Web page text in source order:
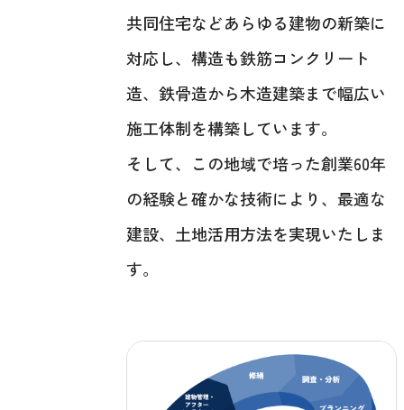
共同住宅などあらゆる建物の新築に
対応し、構造も鉄筋コンクリート
造、鉄骨造から木造建築まで幅広い
施工体制を構築しています。
そして、この地域で培った創業60年
の経験と確かな技術により、最適な
建設、土地活用方法を実現いたしま
す。